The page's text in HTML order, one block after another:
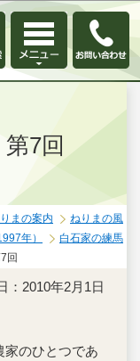
動
7回
まの案内
ねりまの風
年）
白石家の練馬
回
：2010年2月1日
のひとつであ